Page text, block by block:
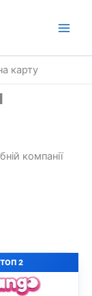
карту
компанії
ТОП 2